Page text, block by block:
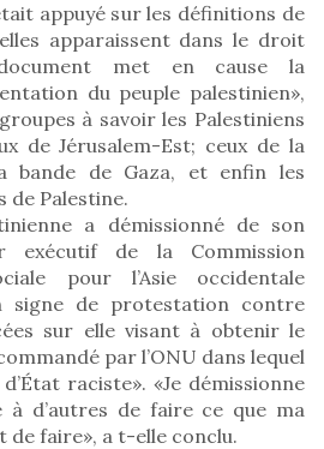
appuyé sur les définitions de
apparaissent dans le droit
met en cause la
du peuple palestinien»,
à savoir les Palestiniens
de Jérusalem-Est; ceux de la
bande de Gaza, et enfin les
de Palestine.
a démissionné de son
exécutif de la Commission
pour l’Asie occidentale
signe de protestation contre
sur elle visant à obtenir le
par l’ONU dans lequel
raciste». «Je démissionne
à d’autres de faire ce que ma
de faire», a t-elle conclu.